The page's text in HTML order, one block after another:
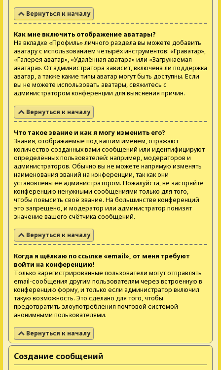
Вернуться к началу
Как мне включить отображение аватары?
На вкладке «Профиль» личного раздела вы можете добавить
аватару с использованием четырёх инструментов: «Граватар»,
«Галерея аватар», «Удалённая аватара» или «Загружаемая
аватара». От администратора зависит, включена ли поддержка
аватар, а также какие типы аватар могут быть доступны. Если
вы не можете использовать аватары, свяжитесь с
администратором конференции для выяснения причин.
Вернуться к началу
Что такое звание и как я могу изменить его?
Звания, отображаемые под вашим именем, отражают
количество созданных вами сообщений или идентифицируют
определённых пользователей: например, модераторов и
администраторов. Обычно вы не можете напрямую изменять
наименования званий на конференции, так как они
установлены её администратором. Пожалуйста, не засоряйте
конференцию ненужными сообщениями только для того,
чтобы повысить своё звание. На большинстве конференций
это запрещено, и модератор или администратор понизят
значение вашего счётчика сообщений.
Вернуться к началу
Когда я щёлкаю по ссылке «email», от меня требуют
войти на конференцию!
Только зарегистрированные пользователи могут отправлять
email-сообщения другим пользователям через встроенную в
конференцию форму, и только если администратор включил
такую возможность. Это сделано для того, чтобы
предотвратить злоупотребления почтовой системой
анонимными пользователями.
Вернуться к началу
Создание сообщений